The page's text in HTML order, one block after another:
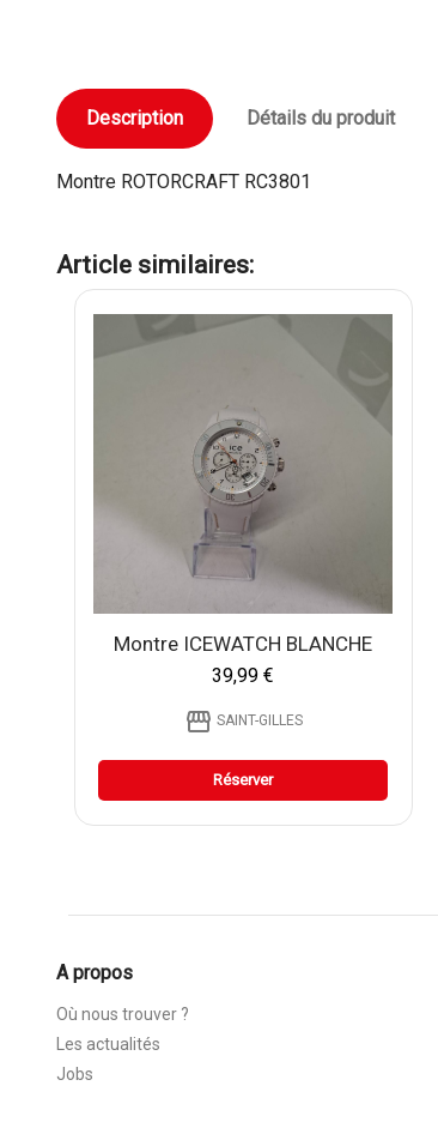
Description Détails du produit
Montre ROTORCRAFT RC3801
Article similaires:
Montre ICEWATCH BLANCHE
39,99 €
storefront SAINT-GILLES
Réserver
A propos
Où nous trouver ?
Les actualités
Jobs